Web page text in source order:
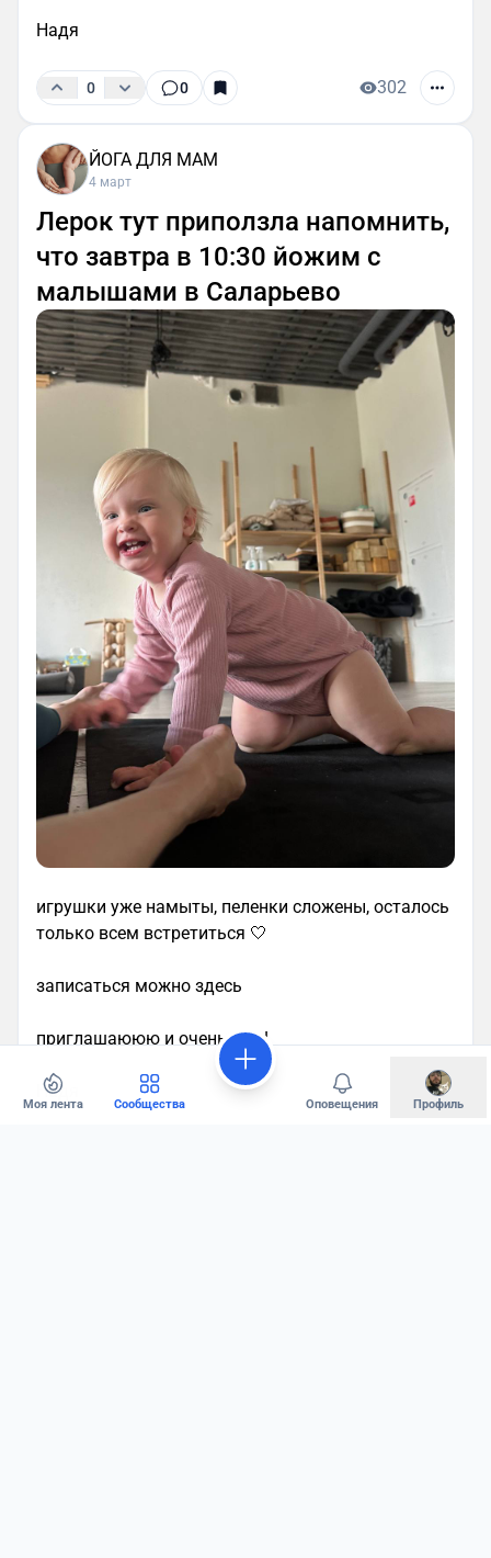
Надя
0 0 302
ЙОГА ДЛЯ МАМ
4 март
Лерок тут приползла напомнить,
что завтра в 10:30 йожим с
малышами в Саларьево
игрушки уже намыты, пеленки сложены, осталось
только всем встретиться 🤍
записаться можно здесь
приглашаююю и очень жду!
Надя
Моя лента Сообщества Оповещения Профиль